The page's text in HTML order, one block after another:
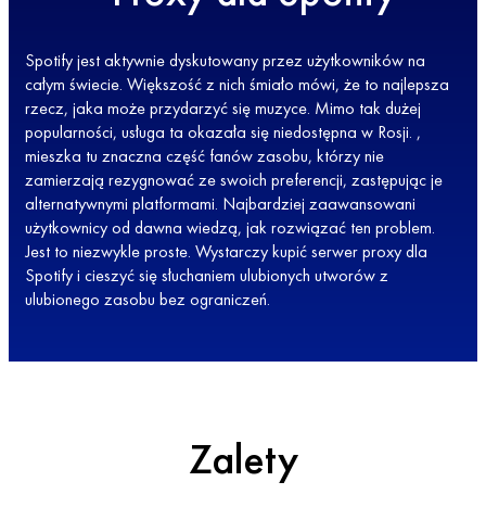
Spotify jest aktywnie dyskutowany przez użytkowników na
całym świecie. Większość z nich śmiało mówi, że to najlepsza
rzecz, jaka może przydarzyć się muzyce. Mimo tak dużej
popularności, usługa ta okazała się niedostępna w Rosji. ,
mieszka tu znaczna część fanów zasobu, którzy nie
zamierzają rezygnować ze swoich preferencji, zastępując je
alternatywnymi platformami. Najbardziej zaawansowani
użytkownicy od dawna wiedzą, jak rozwiązać ten problem.
Jest to niezwykle proste. Wystarczy kupić serwer proxy dla
Spotify i cieszyć się słuchaniem ulubionych utworów z
ulubionego zasobu bez ograniczeń.
Zalety